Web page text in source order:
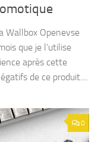
Wallbox Openevse
que je l’utilise
après cette
de ce produit....
0